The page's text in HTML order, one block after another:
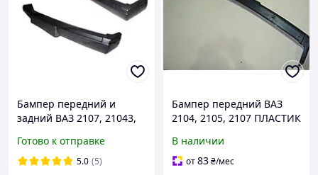
Бампер передний и
задний ВАЗ 2107, 21043,
Готово к отправке
5.0 (5)
Бампер передний ВАЗ
2104, 2105, 2107 ПЛАСТИК
(Сызрань) ПД 174202 ПИР
45732 КС - UA
В наличии
от83₴/мес